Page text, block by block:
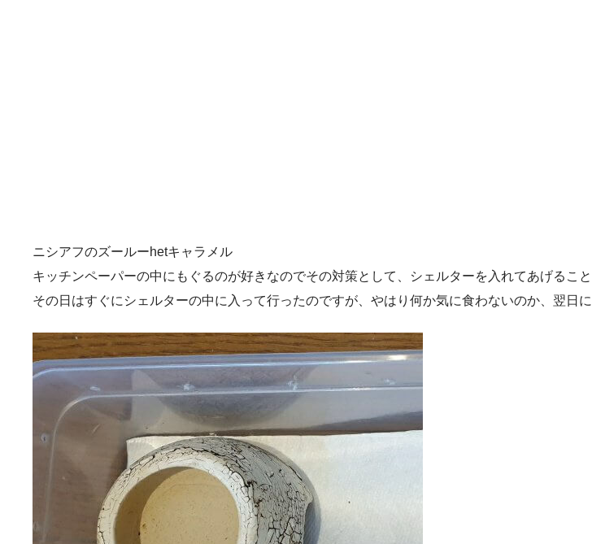
ニシアフのズールーhetキャラメル
キッチンペーパーの中にもぐるのが好きなのでその対策として、シェルターを入れてあげること
その日はすぐにシェルターの中に入って行ったのですが、やはり何か気に食わないのか、翌日